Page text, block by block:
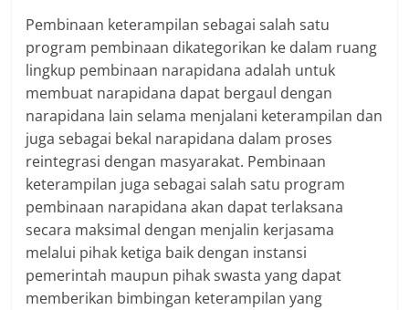
Pembinaan keterampilan sebagai salah satu
program pembinaan dikategorikan ke dalam ruang
lingkup pembinaan narapidana adalah untuk
membuat narapidana dapat bergaul dengan
narapidana lain selama menjalani keterampilan dan
juga sebagai bekal narapidana dalam proses
reintegrasi dengan masyarakat. Pembinaan
keterampilan juga sebagai salah satu program
pembinaan narapidana akan dapat terlaksana
secara maksimal dengan menjalin kerjasama
melalui pihak ketiga baik dengan instansi
pemerintah maupun pihak swasta yang dapat
memberikan bimbingan keterampilan yang